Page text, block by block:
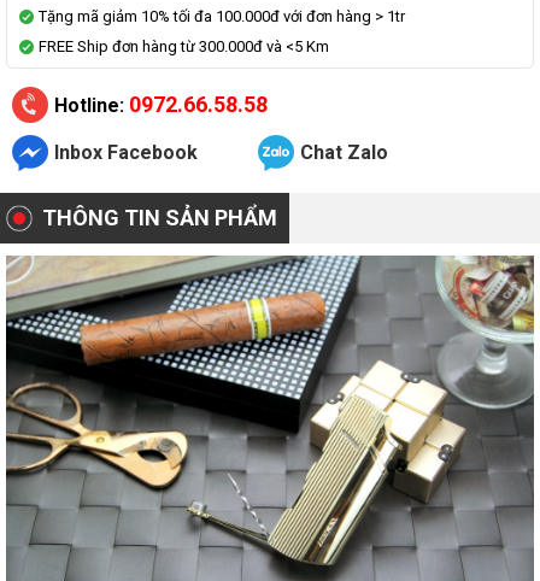
Tặng mã giảm 10% tối đa 100.000đ với đơn hàng > 1tr
FREE Ship đơn hàng từ 300.000đ và <5 Km
Hotline: 0972.66.58.58
Inbox Facebook Chat Zalo
THÔNG TIN SẢN PHẨM